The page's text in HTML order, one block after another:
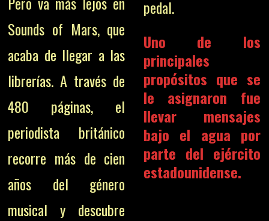
Sounds of Mars, que
acaba de llegar a las
librerías. A través de
480 páginas, el
periodista británico
recorre más de cien
años del género
musical y descubre
pedal.
Uno de los
principales
propósitos que se
le asignaron fue
llevar mensajes
bajo el agua por
parte del ejército
estadounidense.